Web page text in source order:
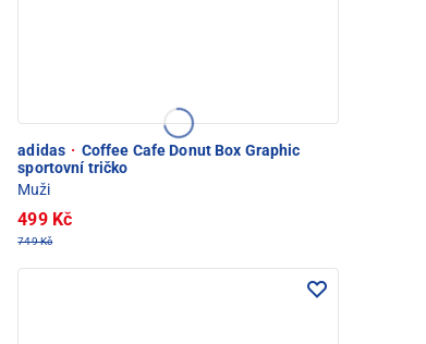
adidas · Coffee Cafe Donut Box Graphic
sportovní tričko
Muži
499 Kč
749 Kč